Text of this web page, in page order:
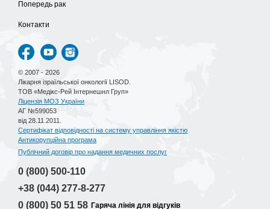
Попередь рак
Контакти
© 2007 - 2026
Лікарня ізраїльської онкології LISOD.
ТОВ «Медікс-Рей Інтернешнл Груп»
Ліцензія МОЗ України
АГ №599053
від 28.11.2011.
Сертифікат відповідності на систему управління якістю
Антикорупційна програма
Публічний договір про надання медичних послуг
0 (800) 500-110
+38 (044) 277-8-277
0 (800) 50 51 58 Гаряча лінія для відгуків